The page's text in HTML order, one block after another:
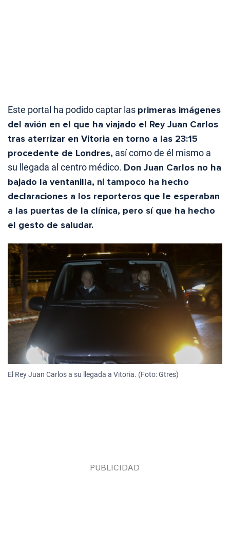
Este portal ha podido captar las primeras imágenes
del avión en el que ha viajado el Rey Juan Carlos
tras aterrizar en Vitoria en torno a las 23:15
procedente de Londres, así como de él mismo a
su llegada al centro médico. Don Juan Carlos no ha
bajado la ventanilla, ni tampoco ha hecho
declaraciones a los reporteros que le esperaban
a las puertas de la clínica, pero sí que ha hecho
el gesto de saludar.
El Rey Juan Carlos a su llegada a Vitoria. (Foto: Gtres)